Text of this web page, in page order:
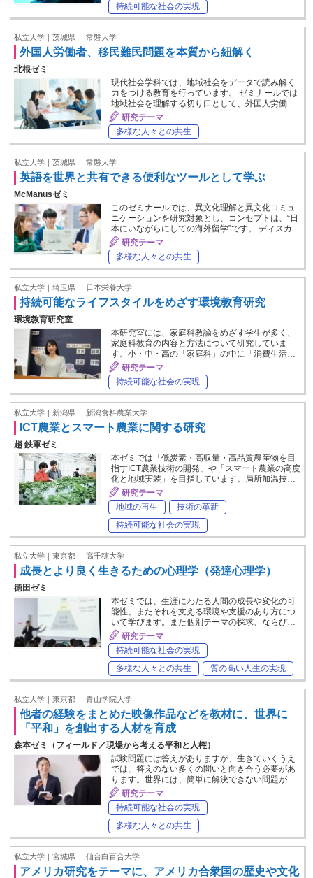
持続可能な社会の実現
私立大学｜茨城県 常磐大学
外国人労働者、移民難民問題を本質から紐解く
北根ゼミ
現代社会学科では、地域社会をデータで読み解く
力をつける教育を行っています。 ゼミナールでは
地域社会を理解する切り口として、外国人労働…
研究テーマ
多様な人々との共生
私立大学｜茨城県 常磐大学
英語を世界と共有できる便利なツールとして学ぶ
McManusゼミ
このゼミナールでは、異文化理解と異文化コミュ
ニケーションを研究対象とし、コンセプトは、“日
本にいながらにしての海外留学”です。 ディスカ…
研究テーマ
多様な人々との共生
私立大学｜埼玉県 日本栄養大学
持続可能なライフスタイルをめざす環境教育研究
環境教育研究室
本研究室には、家庭科教諭をめざす学生が多く、
家庭科教育の内容と方法について研究していま
す。小・中・高の「家庭科」の中に「消費生活…
研究テーマ
持続可能な社会の実現
私立大学｜新潟県 新潟食料農業大学
ICT農業とスマート農業に関する研究
趙 鉄軍ゼミ
本ゼミでは「低炭素・高収量・高品質農産物を目
指すICT農業技術の開発」や「スマート農業の高度
化と地域実装」を目指しています。局所加温技…
研究テーマ
地域の再生
技術の革新
持続可能な社会の実現
私立大学｜東京都 高千穂大学
成長とより良く生きるための心理学（発達心理学）
徳田ゼミ
本ゼミでは、生涯にわたる人間の成長や変化の可
能性、またそれを支える環境や支援のあり方につ
いて学びます。また個別テーマの探求、ならび…
研究テーマ
持続可能な社会の実現
多様な人々との共生
質の高い人生の実現
私立大学｜東京都 青山学院大学
他者の経験をまとめた映像作品などを教材に、世界に
「平和」を創出する人材を育成
森本ゼミ（フィールド／現場から考える平和と人権）
試験問題には答えがありますが、生きていくうえ
では、答えのない多くの問いと向き合う必要があ
ります。世界には、簡単に解決できない問題が…
研究テーマ
持続可能な社会の実現
多様な人々との共生
私立大学｜宮城県 仙台白百合大学
アメリカ研究をテーマに、アメリカ合衆国の歴史や文化